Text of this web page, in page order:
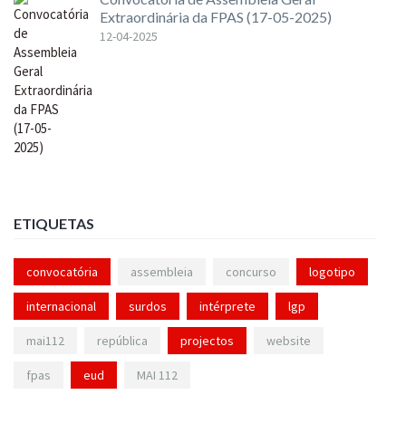
Extraordinária da FPAS (17-05-2025)
12-04-2025
ETIQUETAS
convocatória assembleia concurso logotipo
internacional surdos intérprete lgp
mai112 república projectos website
fpas eud MAI 112